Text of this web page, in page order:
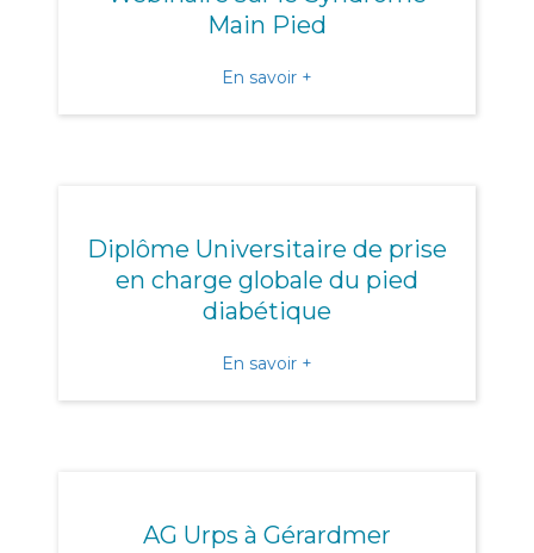
Main Pied
En savoir +
Diplôme Universitaire de prise
en charge globale du pied
diabétique
En savoir +
AG Urps à Gérardmer